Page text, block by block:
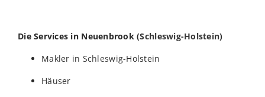
Die Services in Neuenbrook (Schleswig-Holstein)
Makler in Schleswig-Holstein
Häuser